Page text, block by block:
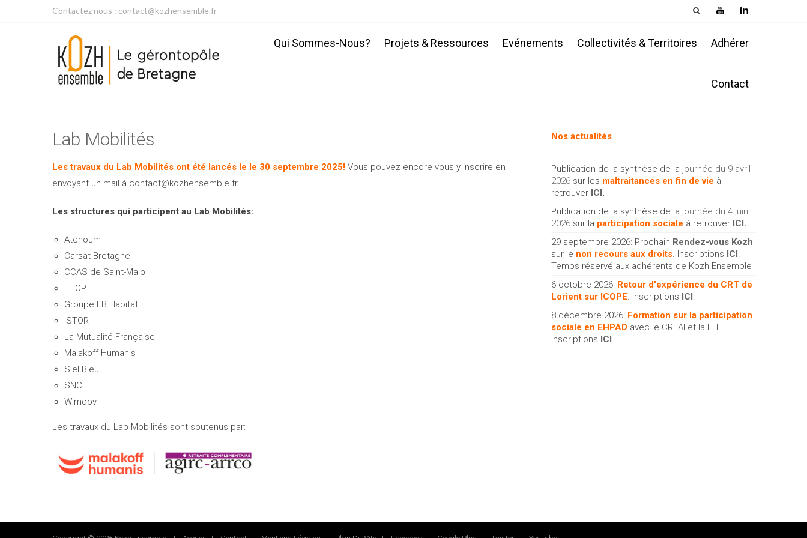
Contactez nous : contact@kozhensemble.fr
Qui Sommes-Nous? Projets & Ressources Evénements Collectivités & Territoires Adhérer
Contact
Lab Mobilités
Les travaux du Lab Mobilités ont été lancés le le 30 septembre 2025! Vous pouvez encore vous y inscrire en
envoyant un mail à contact@kozhensemble.fr
Les structures qui participent au Lab Mobilités:
Atchoum
Carsat Bretagne
CCAS de Saint-Malo
EHOP
Groupe LB Habitat
ISTOR
La Mutualité Française
Malakoff Humanis
Siel Bleu
SNCF
Wimoov
Les travaux du Lab Mobilités sont soutenus par:
Nos actualités
Publication de la synthèse de la journée du 9 avril
2026sur les maltraitances en fin de vie à
retrouver ICI.
Publication de la synthèse de la journée du 4 juin
2026sur la participation sociale à retrouver ICI.
29 septembre 2026: Prochain Rendez-vous Kozh
sur le non recours aux droits. Inscriptions ICI.
Temps réservé aux adhérents de Kozh Ensemble
6 octobre 2026: Retour d'expérience du CRT de
Lorient sur ICOPE. Inscriptions ICI.
8 décembre 2026: Formation sur la participation
sociale en EHPADavec le CREAI et la FHF.
Inscriptions ICI.